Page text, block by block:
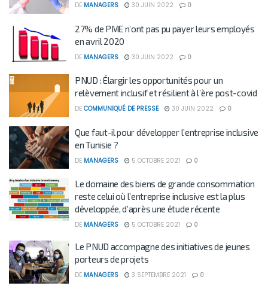
DE MANAGERS 30 JUIN 2022 0
27% de PME n’ont pas pu payer leurs employés
en avril 2020
DE MANAGERS 30 JUIN 2022 0
PNUD : Élargir les opportunités pour un
relèvement inclusif et résilient à l’ère post-covid
DE COMMUNIQUÉ DE PRESSE 30 JUIN 2022 0
Que faut-il pour développer l’entreprise inclusive
en Tunisie ?
DE MANAGERS 5 OCTOBRE 2021 0
Le domaine des biens de grande consommation
reste celui où l’entreprise inclusive est la plus
développée, d’après une étude récente
DE MANAGERS 5 OCTOBRE 2021 0
Le PNUD accompagne des initiatives de jeunes
porteurs de projets
DE MANAGERS 3 SEPTEMBRE 2021 0